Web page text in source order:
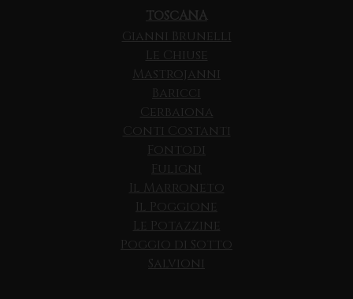
TOSCANA
Gianni Brunelli
Le Chiuse
Mastrojanni
Baricci
Cerbaiona
Conti Costanti
Fontodi
Fuligni
Il Marroneto
Il Poggione
Le Potazzine
Poggio di Sotto
Salvioni